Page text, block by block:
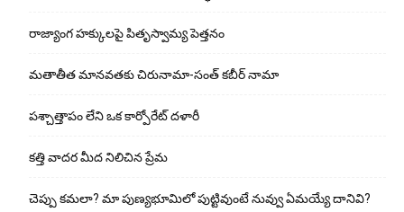
రాజ్యాంగ హక్కులపై పితృస్వామ్య పెత్తనం
మతాతీత మానవతకు చిరునామా-సంత్ కబీర్ నామా
పశ్చాత్తాపం లేని ఒక కార్పోరేట్ దళారీ
కత్తి వాదర మీద నిలిచిన ప్రేమ
చెప్పు క‌మ‌లా? మా పుణ్యభూమిలో పుట్టివుంటే నువ్వు ఏమయ్యే దానివి?